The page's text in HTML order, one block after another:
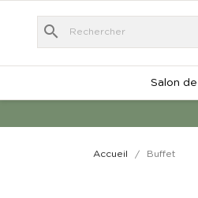
search
Salon
Accueil Buffet